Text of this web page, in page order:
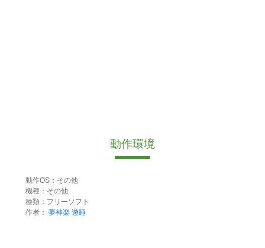
動作環境
動作OS：その他
機種：その他
種類：フリーソフト
作者： 夢神楽 遊睡